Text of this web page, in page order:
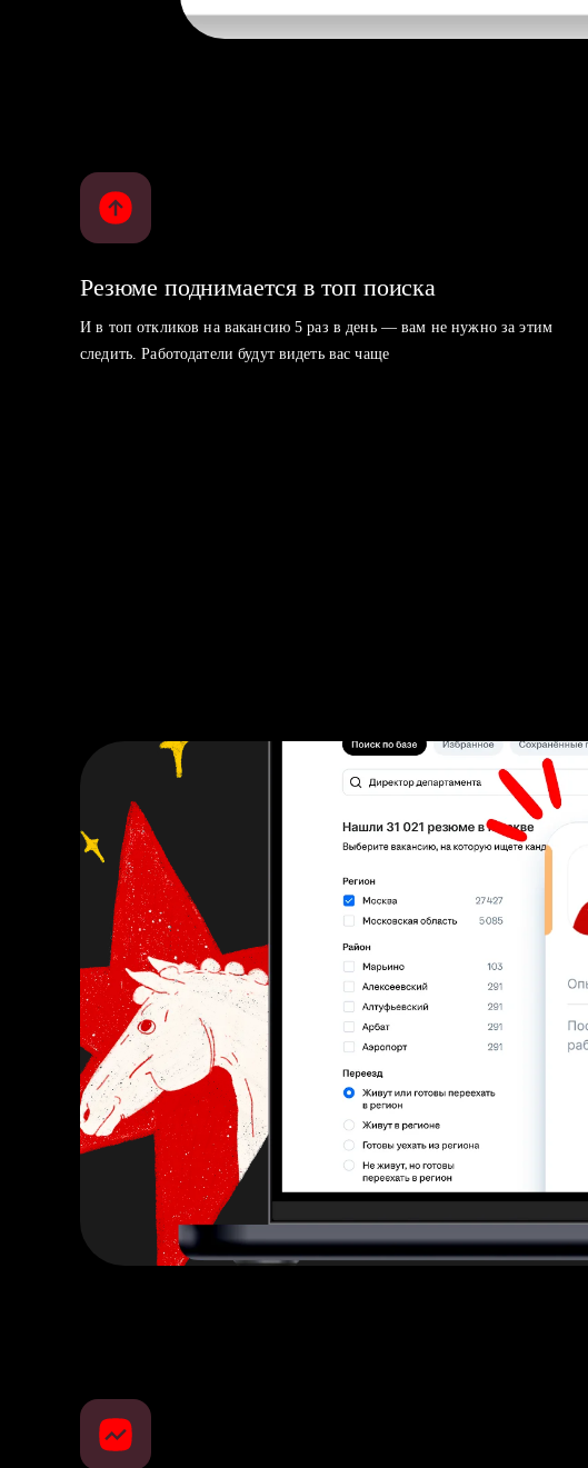
Резюме поднимается в топ поиска
И в топ откликов на вакансию 5 раз в день — вам не нужно за этим
следить. Работодатели будут видеть вас чаще